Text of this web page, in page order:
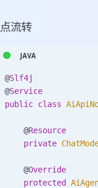
流转
@Slf4j
@Service
public class
    @
Resource
    private
    @
Override
    protected